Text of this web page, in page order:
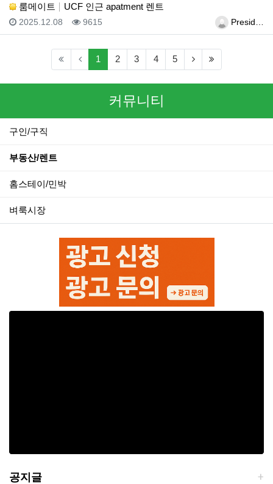
룸메이트 UCF 인근 apatment 렌트
등록자Presid…
등록일
2025.12.08 조회
9615
1 (current)
2 3 4 5 (next)
커뮤니티
구인/구직
부동산/렌트
홈스테이/민박
벼룩시장
공지글